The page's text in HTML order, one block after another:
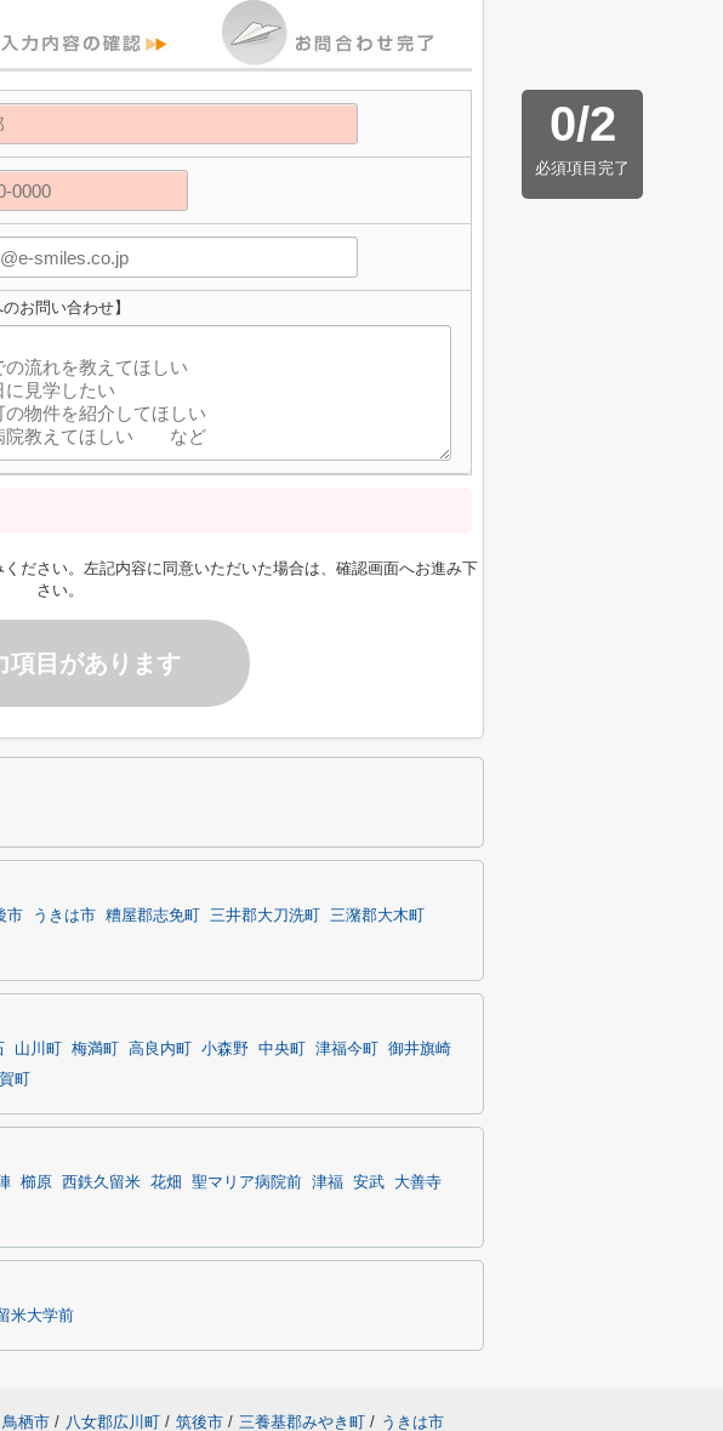
0/2
必須項目完了
お問い合わせ】
ください。左記内容に同意いただいた場合は、確認画面へお進み下
さい。
項目があります
市 うきは市 糟屋郡志免町 三井郡大刀洗町
三潴郡大木町
山川町 梅満町 高良内町 小森野 中央町 津福今町
御井旗崎
町
櫛原 西鉄久留米 花畑 聖マリア病院前 津福 安武
大善寺
米大学前
鳥栖市 / 八女郡広川町 / 筑後市 / 三養基郡みやき町 / うきは市